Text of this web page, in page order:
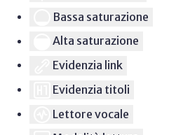
Bassa saturazione
Alta saturazione
Evidenzia link
Evidenzia titoli
Lettore vocale